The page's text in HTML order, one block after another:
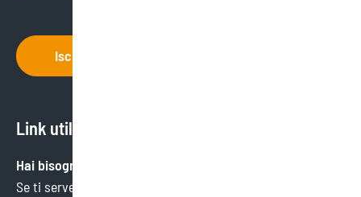
Iscriviti
Link utili
Hai bisogno di aiuto?
Se ti serve un’informazione specifica o hai bisogno di